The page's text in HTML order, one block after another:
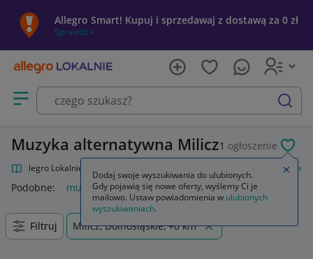
Allegro Smart! Kupuj i sprzedawaj z dostawą za 0 zł
Sprawdź »
Otwórz menu z kategoriami
szukaj
Muzyka alternatywna Milicz1 ogłoszenie
Allegro Lokalnie Muzyka alternatywna
Podobne: muzyka alternatywna
Filtruj Milicz, Dolnośląskie, +0 km
Dodaj swoje wyszukiwania do ulubionych.
Gdy pojawią się nowe oferty, wyślemy Ci je
mailowo. Ustaw powiadomienia w ulubionych
wyszukiwaniach.